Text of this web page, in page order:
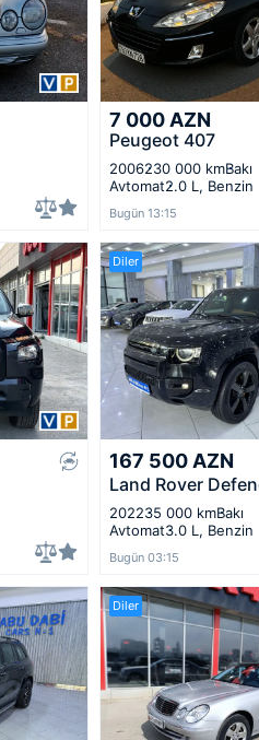
7 000 AZN
Peugeot 407
2006230 000 kmBakı
Avtomat2.0 L, Benzin
Bugün 13:15
Diler
167 500 AZN
Land Rover
202235 000 kmBakı
Avtomat3.0 L, Benzin
Bugün 03:15
Diler